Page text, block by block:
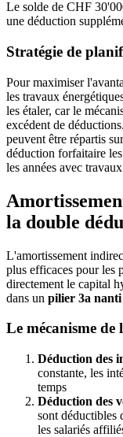
Le solde de CHF
une déduction
Stratégie de
Pour maximiser
les travaux
les étaler, car le
excédent de
peuvent être répartis
déduction forfaitaire
les années avec
la double
L'amortissement
plus efficaces pour les
directement le capital
dans un pilier 3a nanti
Le mécanisme
Déduction des
constante, les
temps
Déduction des
sont déductibles
les salariés